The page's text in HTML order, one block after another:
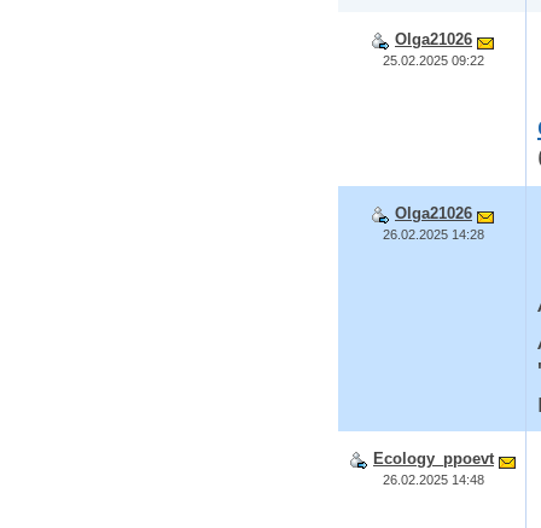
Olga21026
25.02.2025 09:22
Olga21026
26.02.2025 14:28
Ecology_ppoevt
26.02.2025 14:48